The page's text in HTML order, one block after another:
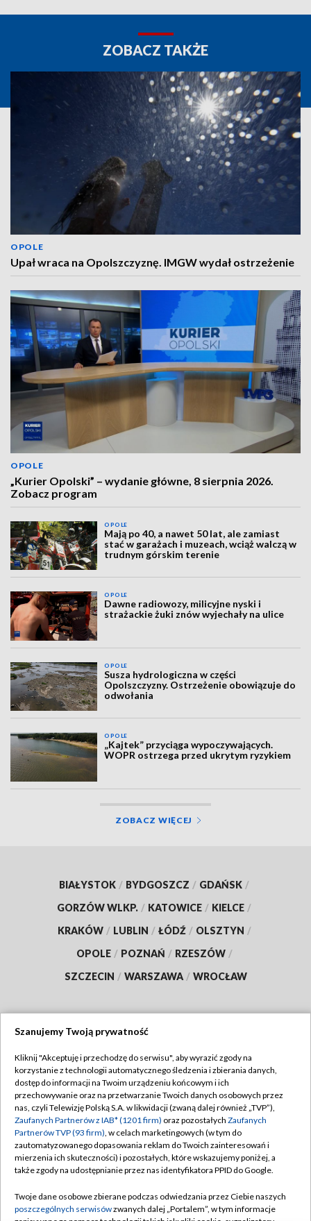
ZOBACZ TAKŻE
OPOLE
Upał wraca na Opolszczyznę. IMGW wydał ostrzeżenie
OPOLE
„Kurier Opolski” – wydanie główne, 8 sierpnia 2026.
Zobacz program
OPOLE
Mają po 40, a nawet 50 lat, ale zamiast
stać w garażach i muzeach, wciąż walczą w
trudnym górskim terenie
OPOLE
Dawne radiowozy, milicyjne nyski i
strażackie żuki znów wyjechały na ulice
OPOLE
Susza hydrologiczna w części
Opolszczyzny. Ostrzeżenie obowiązuje do
odwołania
OPOLE
„Kajtek” przyciąga wypoczywających.
WOPR ostrzega przed ukrytym ryzykiem
ZOBACZ WIĘCEJ
BIAŁYSTOK / BYDGOSZCZ / GDAŃSK /
GORZÓW WLKP. / KATOWICE / KIELCE /
KRAKÓW / LUBLIN / ŁÓDŹ / OLSZTYN /
OPOLE / POZNAŃ / RZESZÓW /
SZCZECIN / WARSZAWA / WROCŁAW
TVP
Abonament TVP
Emisja w TVP
Centrum informacji TVP
Naziemna Telewizja Cyfrowa
Rada Programowa
Regulamin TVP
Polityka prywatności
Moje zgody
Pomoc
Kontakt
Szanujemy Twoją prywatność
Kliknij "Akceptuję i przechodzę do serwisu", aby wyrazić zgody na
korzystanie z technologii automatycznego śledzenia i zbierania danych,
dostęp do informacji na Twoim urządzeniu końcowym i ich
przechowywanie oraz na przetwarzanie Twoich danych osobowych przez
nas, czyli Telewizję Polską S.A. w likwidacji (zwaną dalej również „TVP”),
Zaufanych Partnerów z IAB* (1201 firm) oraz pozostałych Zaufanych
Partnerów TVP (93 firm), w celach marketingowych (w tym do
zautomatyzowanego dopasowania reklam do Twoich zainteresowań i
mierzenia ich skuteczności) i pozostałych, które wskazujemy poniżej, a
także zgody na udostępnianie przez nas identyfikatora PPID do Google.
Twoje dane osobowe zbierane podczas odwiedzania przez Ciebie naszych
poszczególnych serwisówzwanych dalej „Portalem”, w tym informacje